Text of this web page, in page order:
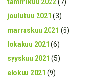
tammikuu 2022(7)
joulukuu 2021 (3)
marraskuu 2021 (6)
lokakuu 2021 (6)
syyskuu 2021 (5)
elokuu 2021 (9)